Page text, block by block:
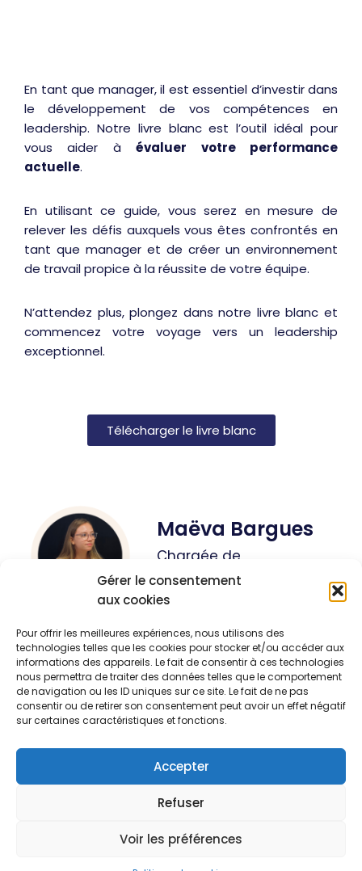
Gérer le consentement
aux cookies
Pour offrir les meilleures expériences, nous utilisons des
technologies telles que les cookies pour stocker et/ou accéder aux
informations des appareils. Le fait de consentir à ces technologies
nous permettra de traiter des données telles que le comportement
de navigation ou les ID uniques sur ce site. Le fait de ne pas
consentir ou de retirer son consentement peut avoir un effet négatif
sur certaines caractéristiques et fonctions.
Accepter
Refuser
Voir les préférences
En tant que manager, il est essentiel d’investir dans
le développement de vos compétences en
leadership. Notre livre blanc est l’outil idéal pour
vous aider àévaluer votre performance
actuelle.
En utilisant ce guide, vous serez en mesure de
relever les défis auxquels vous êtes confrontés en
tant que manager et de créer un environnement
de travail propice à la réussite de votre équipe.
N’attendez plus, plongez dans notre livre blanc et
commencez votre voyage vers un leadership
exceptionnel.
Télécharger le livre blanc
Maëva Bargues
Chargée de
communication
SOIS AU COURANT DE TOUTE NOTRE
ACTUALITE ICI !